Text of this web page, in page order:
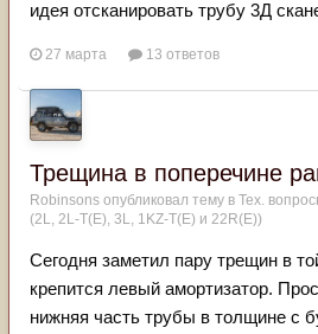
идея отсканировать трубу 3Д
27 марта 13 ответов
Трещина в поперечине
Robinsons опубликовал тему в Тех.
(2L, 2L-T(Е), 3L, 1KZ-T(E) и 22R(Е))
Сегодня заметил пару трещин в
крепится левый амортизатор.
нижняя часть трубы в толщине с